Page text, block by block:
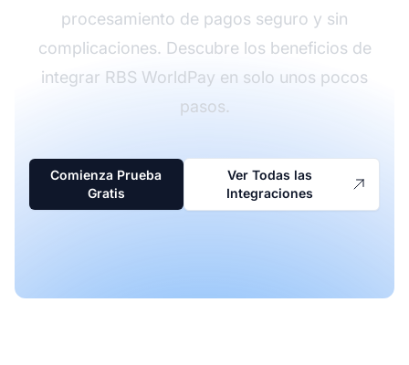
procesamiento de pagos seguro y sin
complicaciones. Descubre los beneficios de
integrar RBS WorldPay en solo unos pocos
pasos.
Comienza Prueba
Gratis
Ver Todas las
Integraciones